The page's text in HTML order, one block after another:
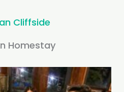
Cliffside
Homestay